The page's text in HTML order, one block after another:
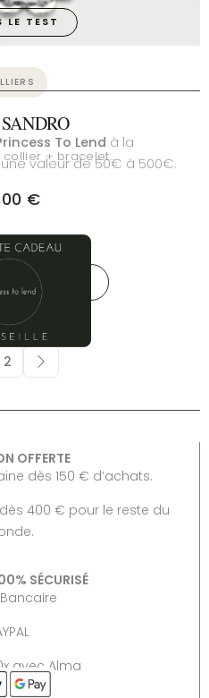
collier + bracelet…
€
PANIER
Details
2
LE TEST
To Lend à la
valeur de 50€ à 500€.
OFFERTE
dès 150 € d’achats.
400 € pour le reste du
SÉCURISÉ
avec Alma